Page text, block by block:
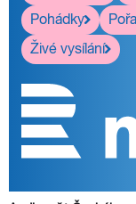
Pohádky
Živé vysílání